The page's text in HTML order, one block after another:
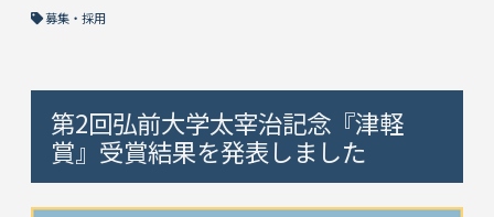
募集・採用
第2回弘前大学太宰治記念『津軽
賞』受賞結果を発表しました